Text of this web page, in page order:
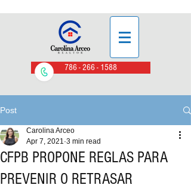
786 - 266 - 1588
Post
CFPB PROPONE REGLAS PARA
PREVENIR O RETRASAR
Carolina Arceo
Apr 7, 2021 3 min read